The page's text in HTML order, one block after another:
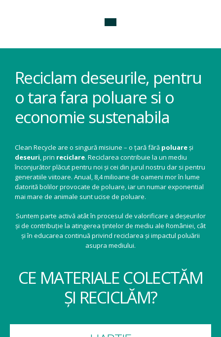
Reciclam deseurile, pentru
o tara fara poluare si o
economie sustenabila
Clean Recycle are o singură misiune – o țară fără poluareși
deseuri, prin reciclare. Reciclarea contribuie la un mediu
înconjurător plăcut pentru noi și cei din jurul nostru dar si pentru
generatiile viitoare. Anual, 8,4 milioane de oameni mor în lume
datorită bolilor provocate de poluare, iar un numar exponential
mai mare de animale sunt ucise de poluare.
Suntem parte activă atât în procesul de valorificare a deșeurilor
și de contribuție la atingerea țintelor de mediu ale României, cât
și în educarea continuă privind reciclarea și impactul poluării
asupra mediului.
CE MATERIALE COLECTĂM
ȘI RECICLĂM?